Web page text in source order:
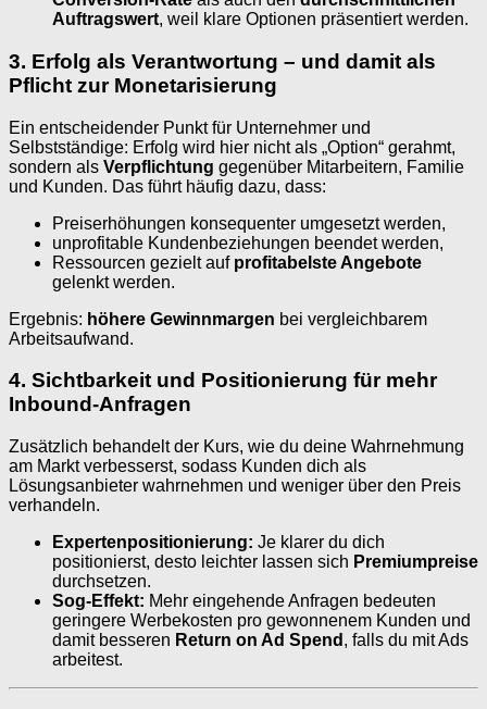
Auftragswert, weil klare Optionen präsentiert werden.
3. Erfolg als Verantwortung – und damit als
Pflicht zur Monetarisierung
Ein entscheidender Punkt für Unternehmer und
Selbstständige: Erfolg wird hier nicht als „Option“ gerahmt,
sondern als Verpflichtung gegenüber Mitarbeitern, Familie
und Kunden. Das führt häufig dazu, dass:
Preiserhöhungen konsequenter umgesetzt werden,
unprofitable Kundenbeziehungen beendet werden,
Ressourcen gezielt auf profitabelste Angebote
gelenkt werden.
Ergebnis: höhere Gewinnmargen bei vergleichbarem
Arbeitsaufwand.
4. Sichtbarkeit und Positionierung für mehr
Inbound-Anfragen
Zusätzlich behandelt der Kurs, wie du deine Wahrnehmung
am Markt verbesserst, sodass Kunden dich als
Lösungsanbieter wahrnehmen und weniger über den Preis
verhandeln.
Expertenpositionierung: Je klarer du dich
positionierst, desto leichter lassen sich Premiumpreise
durchsetzen.
Sog-Effekt: Mehr eingehende Anfragen bedeuten
geringere Werbekosten pro gewonnenem Kunden und
damit besseren Return on Ad Spend , falls du mit Ads
arbeitest.